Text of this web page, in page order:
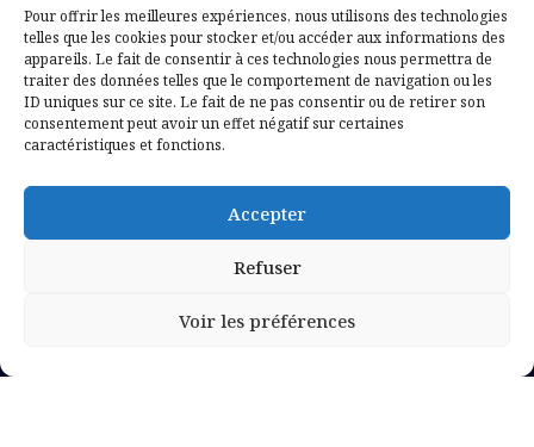
Pour offrir les meilleures expériences, nous utilisons des technologies
telles que les cookies pour stocker et/ou accéder aux informations des
appareils. Le fait de consentir à ces technologies nous permettra de
traiter des données telles que le comportement de navigation ou les
ID uniques sur ce site. Le fait de ne pas consentir ou de retirer son
consentement peut avoir un effet négatif sur certaines
caractéristiques et fonctions.
Accepter
Refuser
Voir les préférences
Mentions légales
Politique de confidentialité